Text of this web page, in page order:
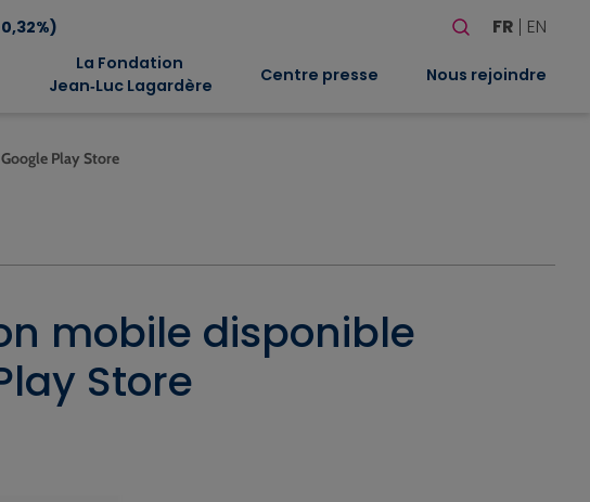
Rechercher
FR EN
La Fondation
Jean‑Luc Lagardère
Centre presse Nous rejoindre
Play Store
mobile disponible
Store